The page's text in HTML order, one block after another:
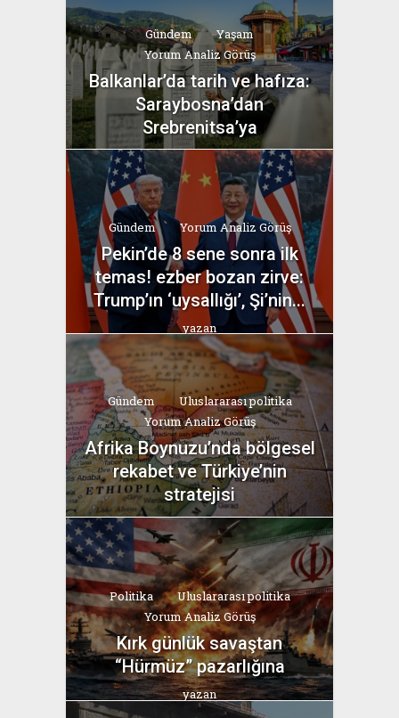
Gündem
Yaşam
Yorum Analiz Görüş
Balkanlar’da tarih ve hafıza:
Saraybosna’dan
Srebrenitsa’ya
yazan
Bahri Ak
Gündem Yorum Analiz Görüş
Pekin’de 8 sene sonra ilk
temas! ezber bozan zirve:
Trump’ın ‘uysallığı’, Şi’nin...
yazan
Bahri Ak
Gündem
Uluslararası politika
Yorum Analiz Görüş
Afrika Boynuzu’nda bölgesel
rekabet ve Türkiye’nin
stratejisi
yazan
Bahri Ak
Politika
Uluslararası politika
Yorum Analiz Görüş
Kırk günlük savaştan
“Hürmüz” pazarlığına
yazan
Bahri Ak